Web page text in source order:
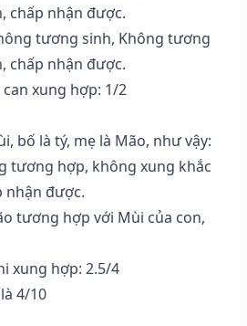
chấp nhận được.
tương sinh, Không tương
chấp nhận được.
xung hợp: 1/2
bố là tý, mẹ là Mão, như vậy:
tương hợp, không xung khắc
nhận được.
tương hợp với Mùi của con,
xung hợp: 2.5/4
4/10